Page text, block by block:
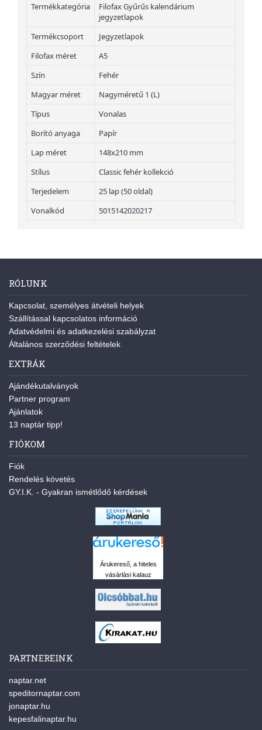
Termékkategória
Filofax Gyűrűs kalendárium
jegyzetlapok
Termékcsoport
Jegyzetlapok
Filofax méret
A5
Szín
Fehér
Magyar méret
Nagyméretű 1 (L)
Típus
Vonalas
Borító anyaga
Papír
Lap méret
148x210 mm
Stílus
Classic fehér kollekció
Terjedelem
25 lap (50 oldal)
Vonalkód
5015142020217
RÓLUNK
Kapcsolat, személyes átvételi helyek
Szállítással kapcsolatos információ
Adatvédelmi és adatkezelési szabályzat
Általános szerződési feltételek
EXTRÁK
Ajándékutalványok
Partner program
Ajánlatok
13 naptár tipp!
FIÓKOM
Fiók
Rendelés követés
GY.I.K. - Gyakran ismétlődő kérdések
Árukereső, a hiteles
vásárlási kalauz
PARTNEREINK
naptar.net
speditornaptar.com
jonaptar.hu
kepesfalinaptar.hu